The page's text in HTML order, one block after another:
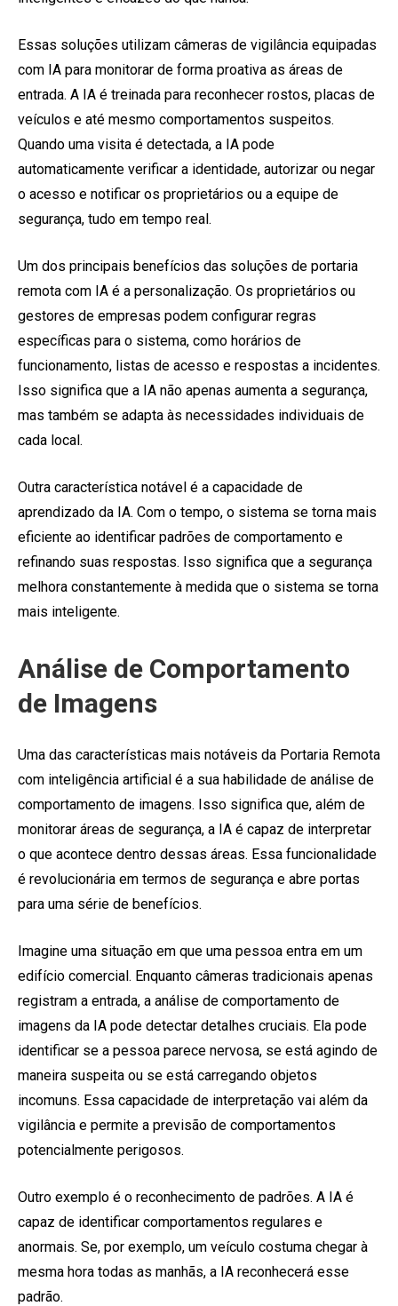
Essas soluções utilizam câmeras de vigilância equipadas
com IA para monitorar de forma proativa as áreas de
entrada. A IA é treinada para reconhecer rostos, placas de
veículos e até mesmo comportamentos suspeitos.
Quando uma visita é detectada, a IA pode
automaticamente verificar a identidade, autorizar ou negar
o acesso e notificar os proprietários ou a equipe de
segurança, tudo em tempo real.
Um dos principais benefícios das soluções de portaria
remota com IA é a personalização. Os proprietários ou
gestores de empresas podem configurar regras
específicas para o sistema, como horários de
funcionamento, listas de acesso e respostas a incidentes.
Isso significa que a IA não apenas aumenta a segurança,
mas também se adapta às necessidades individuais de
cada local.
Outra característica notável é a capacidade de
aprendizado da IA. Com o tempo, o sistema se torna mais
eficiente ao identificar padrões de comportamento e
refinando suas respostas. Isso significa que a segurança
melhora constantemente à medida que o sistema se torna
mais inteligente.
Análise de Comportamento
de Imagens
Uma das características mais notáveis da Portaria Remota
com inteligência artificial é a sua habilidade de análise de
comportamento de imagens. Isso significa que, além de
monitorar áreas de segurança, a IA é capaz de interpretar
o que acontece dentro dessas áreas. Essa funcionalidade
é revolucionária em termos de segurança e abre portas
para uma série de benefícios.
Imagine uma situação em que uma pessoa entra em um
edifício comercial. Enquanto câmeras tradicionais apenas
registram a entrada, a análise de comportamento de
imagens da IA pode detectar detalhes cruciais. Ela pode
identificar se a pessoa parece nervosa, se está agindo de
maneira suspeita ou se está carregando objetos
incomuns. Essa capacidade de interpretação vai além da
vigilância e permite a previsão de comportamentos
potencialmente perigosos.
Outro exemplo é o reconhecimento de padrões. A IA é
capaz de identificar comportamentos regulares e
anormais. Se, por exemplo, um veículo costuma chegar à
mesma hora todas as manhãs, a IA reconhecerá esse
padrão.